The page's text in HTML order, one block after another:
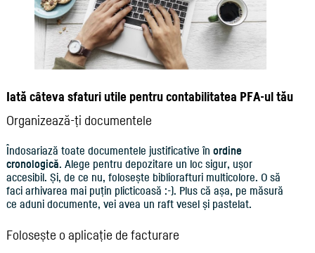
Iată câteva sfaturi utile pentru contabilitatea PFA-ul tău
Organizează-ți documentele
Îndosariază toate documentele justificative în ordine
cronologică. Alege pentru depozitare un loc sigur, ușor
accesibil. Și, de ce nu, folosește bibliorafturi multicolore. O să
faci arhivarea mai puțin plicticoasă :-). Plus că așa, pe măsură
ce aduni documente, vei avea un raft vesel și pastelat.
Folosește o aplicație de facturare